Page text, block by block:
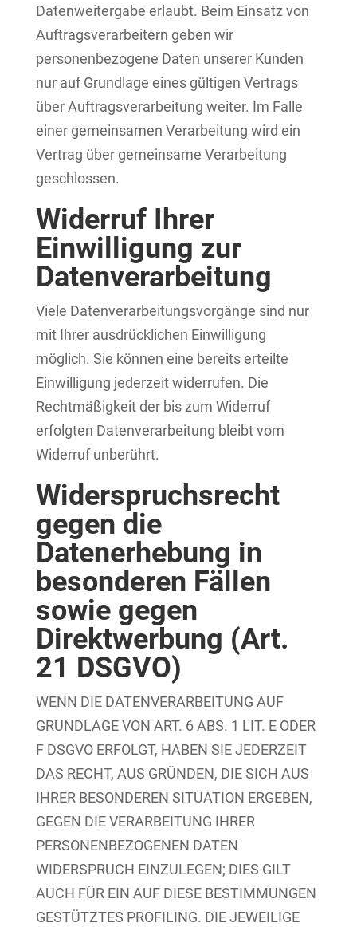
Datenweitergabe erlaubt. Beim Einsatz von
Auftragsverarbeitern geben wir
personenbezogene Daten unserer Kunden
nur auf Grundlage eines gültigen Vertrags
über Auftragsverarbeitung weiter. Im Falle
einer gemeinsamen Verarbeitung wird ein
Vertrag über gemeinsame Verarbeitung
geschlossen.
Widerruf Ihrer
Einwilligung zur
Datenverarbeitung
Viele Datenverarbeitungsvorgänge sind nur
mit Ihrer ausdrücklichen Einwilligung
möglich. Sie können eine bereits erteilte
Einwilligung jederzeit widerrufen. Die
Rechtmäßigkeit der bis zum Widerruf
erfolgten Datenverarbeitung bleibt vom
Widerruf unberührt.
Widerspruchsrecht
gegen die
Datenerhebung in
besonderen Fällen
sowie gegen
Direktwerbung (Art.
21 DSGVO)
WENN DIE DATENVERARBEITUNG AUF
GRUNDLAGE VON ART. 6 ABS. 1 LIT. E ODER
F DSGVO ERFOLGT, HABEN SIE JEDERZEIT
DAS RECHT, AUS GRÜNDEN, DIE SICH AUS
IHRER BESONDEREN SITUATION ERGEBEN,
GEGEN DIE VERARBEITUNG IHRER
PERSONENBEZOGENEN DATEN
WIDERSPRUCH EINZULEGEN; DIES GILT
AUCH FÜR EIN AUF DIESE BESTIMMUNGEN
GESTÜTZTES PROFILING. DIE JEWEILIGE